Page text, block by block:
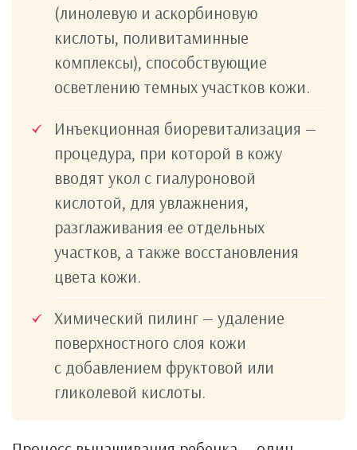
(линолевую и аскорбиновую
кислоты, поливитаминные
комплексы), способствующие
осветлению темных участков кожи.
Инъекционная биоревитализация —
процедура, при которой в кожу
вводят укол с гиалуроновой
кислотой, для увлажнения,
разглаживания ее отдельных
участков, а также восстановления
цвета кожи.
Химический пилинг — удаление
поверхностного слоя кожи
с добавлением фруктовой или
гликолевой кислоты.